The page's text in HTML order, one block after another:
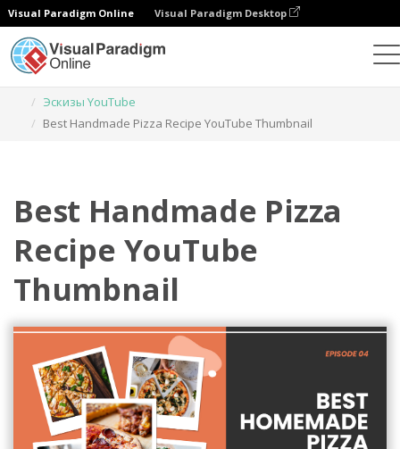
Visual Paradigm Online Visual Paradigm Desktop
Эскизы YouTube
Best Handmade Pizza Recipe YouTube Thumbnail
Best Handmade Pizza
Recipe YouTube
Thumbnail